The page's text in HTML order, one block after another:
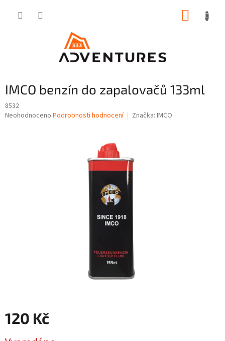
IMCO benzín do zapalovačů 133ml
8532
Průměrné
Neohodnoceno Podrobnosti hodnocení Značka: IMCO
120 Kč